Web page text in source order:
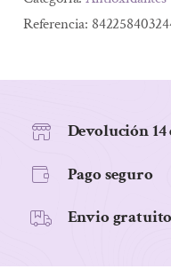
PER,
Referencia:
Devolución 14
Pago seguro
Envio